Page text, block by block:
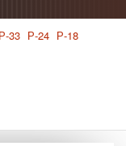
Р-33 Р-24 Р-18